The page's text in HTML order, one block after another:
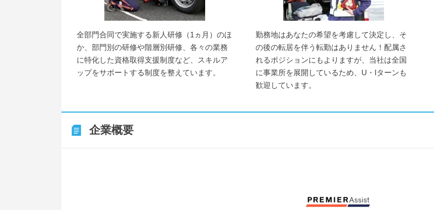
全部門合同で実施する新人研修（1ヵ月）のほ
か、部門別の研修や階層別研修、各々の業務
に特化した資格取得支援制度など、スキルア
ップをサポートする制度を整えています。
勤務地はあなたの希望を考慮して決定し、そ
の後の転居を伴う転勤はありません！配属さ
れるポジションにもよりますが、当社は全国
に事業所を展開しているため、U・Iターンも
歓迎しています。
企業概要